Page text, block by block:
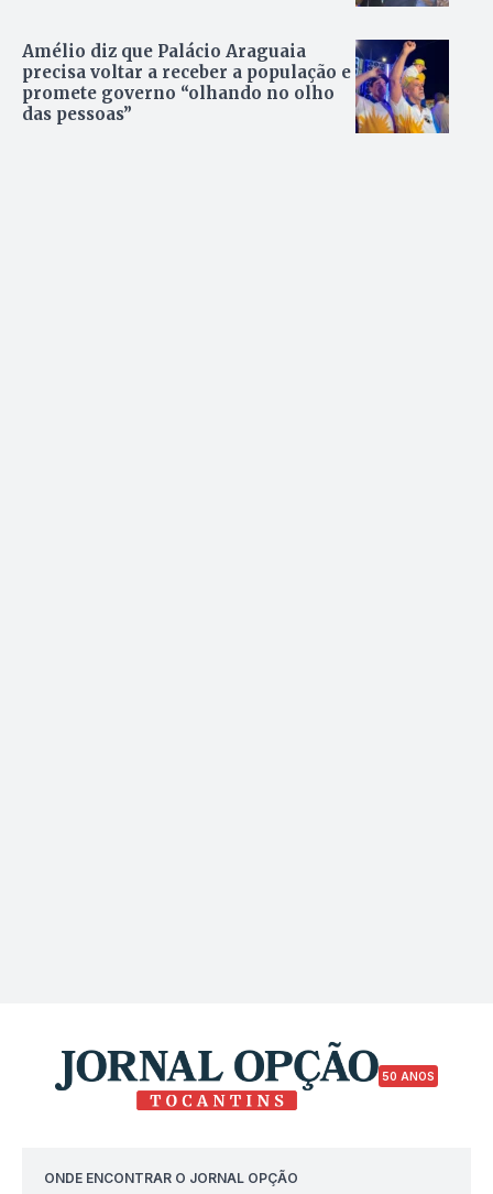
Amélio diz que Palácio Araguaia
precisa voltar a receber a população e
promete governo “olhando no olho
das pessoas”
50 ANOS
ONDE ENCONTRAR O JORNAL OPÇÃO